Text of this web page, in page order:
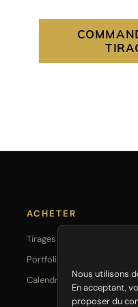
Nous utilisons
En acceptant,
proposer du
ACHETER
Tirages Fine Art
Portfolio
Calendriers